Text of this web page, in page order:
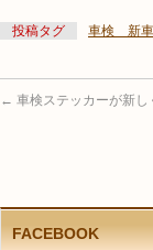
投稿タグ 車検 新
← 車検ステッカーが新し
FACEBOOK